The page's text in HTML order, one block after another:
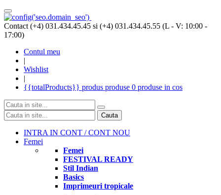
Contact (+4) 031.434.45.45 si (+4) 031.434.45.55 (L - V: 10:00 -
17:00)
Contul meu
|
Wishlist
|
{{totalProducts}} produs produse 0 produse in cos
Cauta
INTRA IN CONT / CONT NOU
Femei
Femei
FESTIVAL READY
Stil Indian
Basics
Imprimeuri tropicale